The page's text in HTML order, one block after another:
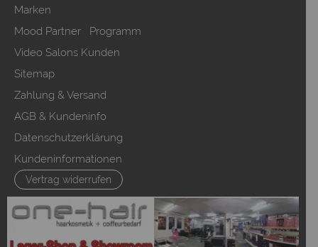
Marken
Mood Partner Programm
Video Salons Kunden
Sitemap
Zahlung & Versand
AGB & Kundeninfo
Datenschutzerklärung
Kundeninformationen
Vertrag widerrufen